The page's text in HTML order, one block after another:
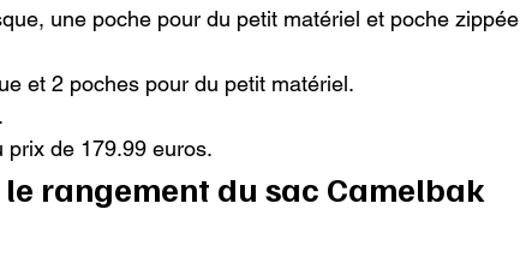
une poche pour du petit matériel et poche zippée
et 2 poches pour du petit matériel.
prix de 179.99 euros.
rangement du sac Camelbak